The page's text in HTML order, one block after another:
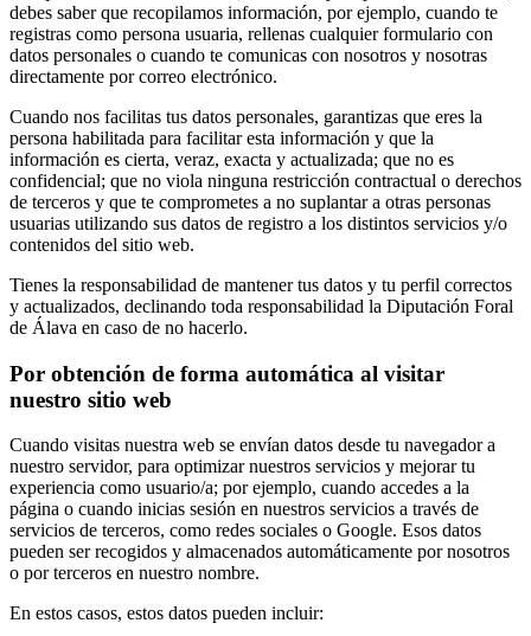
debes saber que recopilamos información, por ejemplo, cuando te
registras como persona usuaria, rellenas cualquier formulario con
datos personales o cuando te comunicas con nosotros y nosotras
directamente por correo electrónico.
Cuando nos facilitas tus datos personales, garantizas que eres la
persona habilitada para facilitar esta información y que la
información es cierta, veraz, exacta y actualizada; que no es
confidencial; que no viola ninguna restricción contractual o derechos
de terceros y que te comprometes a no suplantar a otras personas
usuarias utilizando sus datos de registro a los distintos servicios y/o
contenidos del sitio web.
Tienes la responsabilidad de mantener tus datos y tu perfil correctos
y actualizados, declinando toda responsabilidad la Diputación Foral
de Álava en caso de no hacerlo.
Por obtención de forma automática al visitar
nuestro sitio web
Cuando visitas nuestra web se envían datos desde tu navegador a
nuestro servidor, para optimizar nuestros servicios y mejorar tu
experiencia como usuario/a; por ejemplo, cuando accedes a la
página o cuando inicias sesión en nuestros servicios a través de
servicios de terceros, como redes sociales o Google. Esos datos
pueden ser recogidos y almacenados automáticamente por nosotros
o por terceros en nuestro nombre.
En estos casos, estos datos pueden incluir: